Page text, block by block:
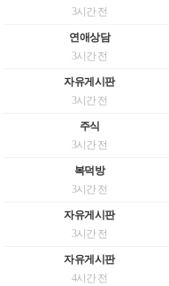
3시간 전
연애상담
3시간 전
자유게시판
3시간 전
주식
3시간 전
복덕방
3시간 전
자유게시판
3시간 전
자유게시판
4시간 전